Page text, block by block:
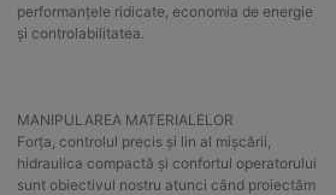
performanțele ridicate, economia de energie
și controlabilitatea.
MANIPULAREA MATERIALELOR
Forța, controlul precis și lin al mișcării,
hidraulica compactă și confortul operatorului
sunt obiectivul nostru atunci când proiectăm